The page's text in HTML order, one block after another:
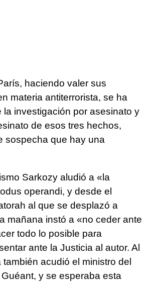
haciendo valer sus
materia antiterrorista, se ha
la investigación por asesinato y
de esos tres hechos,
sospecha que hay una
Sarkozy aludió a «la
operandi, y desde el
al que se desplazó a
mañana instó a «no ceder ante
todo lo posible para
ante la Justicia al autor. Al
también acudió el ministro del
y se esperaba esta